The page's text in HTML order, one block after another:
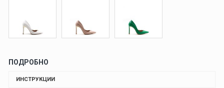
ПОДРОБНО
ИНСТРУКЦИИ